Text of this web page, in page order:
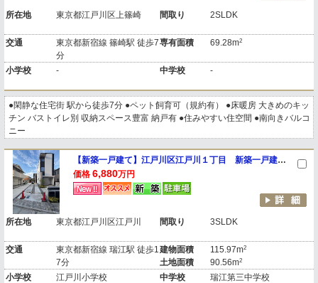
所在地 東京都江戸川区上篠崎 間取り 2SLDK
交通
東京都新宿線 篠崎駅 徒歩7
分
専有面積 69.28m2
小学校 - 中学校 -
●閑静な住宅街 駅から徒歩7分 ●ペット飼育可（規約有） ●床暖房 大きめのキッ
チン バストイレ別 収納スペース豊富 納戸有 ●住みやすい住空間 ●南向きバルコ
ニー
【新築一戸建て】江戸川区江戸川１丁目 新築一戸建て Ａ号棟
価格 6,880万円
所在地 東京都江戸川区江戸川 間取り 3SLDK
交通
東京都新宿線 瑞江駅 徒歩1
7分
建物面積
土地面積
115.97m2
90.56m2
小学校 江戸川小学校 中学校 瑞江第三中学校